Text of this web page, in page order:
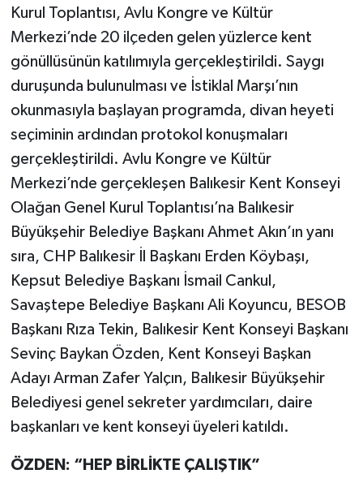
Kurul Toplantısı, Avlu Kongre ve Kültür
Merkezi’nde 20 ilçeden gelen yüzlerce kent
gönüllüsünün katılımıyla gerçekleştirildi. Saygı
duruşunda bulunulması ve İstiklal Marşı’nın
okunmasıyla başlayan programda, divan heyeti
seçiminin ardından protokol konuşmaları
gerçekleştirildi. Avlu Kongre ve Kültür
Merkezi’nde gerçekleşen Balıkesir Kent Konseyi
Olağan Genel Kurul Toplantısı’na Balıkesir
Büyükşehir Belediye Başkanı Ahmet Akın’ın yanı
sıra, CHP Balıkesir İl Başkanı Erden Köybaşı,
Kepsut Belediye Başkanı İsmail Cankul,
Savaştepe Belediye Başkanı Ali Koyuncu, BESOB
Başkanı Rıza Tekin, Balıkesir Kent Konseyi Başkanı
Sevinç Baykan Özden, Kent Konseyi Başkan
Adayı Arman Zafer Yalçın, Balıkesir Büyükşehir
Belediyesi genel sekreter yardımcıları, daire
başkanları ve kent konseyi üyeleri katıldı.
ÖZDEN: “HEP BİRLİKTE ÇALIŞTIK”